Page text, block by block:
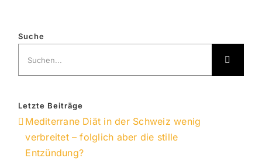
Suche
nach:
Letzte Beiträge
Mediterrane Diät in der Schweiz wenig
verbreitet – folglich aber die stille
Entzündung?